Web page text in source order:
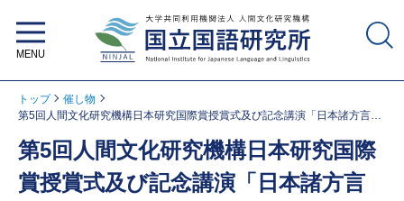
トップ
催し物
第5回人間文化研究機構日本研究国際賞授賞式及び記念講演「日本諸方言か
第5回人間文化研究機構日本研究国際
賞授賞式及び記念講演「日本諸方言